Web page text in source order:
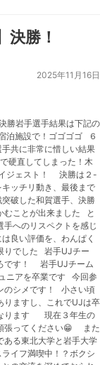
勝！
2025年11月16日
勝岩手選手結果は下記の
泊施設で！ゴゴゴゴ ６
共に非常に惜しい結果
硬直してしまった！木
ジェスト！ 決勝は２-
ッチリ動き、最後まで
破した和賀選手、決勝
むことが出来ました と
へのリスペクトを感じ
良い評価を、わんぱく
りでした 岩手UJチー
です！ 岩手UJチーム
ニアを卒業です 今回参
のシメです！ 小さい頃
りますし、これでUJは卒
なります 現在３年生の
張ってください😁 また
ある東北大学と岩手大学
イフ満喫中！？ボクシ